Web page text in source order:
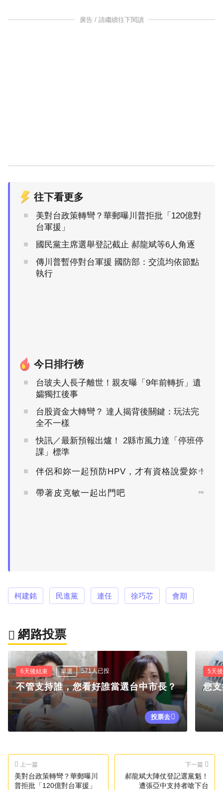
廣告 / 請繼續往下閱讀
往下看更多
美對台政策轉彎？華郵曝川普拒批「120億對
台軍援」
國民黨主席選舉登記截止 郝龍斌等6人角逐
傳川普暫停對台軍援 國防部：交流均依節點
執行
今日排行榜
台玻夫人長子離世！親友曝「9年前轉折」遺
孀獨扛後事
台股資金大轉彎？ 達人揭背後關鍵：玩法完
全不一樣
快訊／最新預報出爐！ 2縣市風力達「停班停
課」標準
伴侶和妳一起預防HPV，才有資格說愛妳！
PR
帶著皮克敏一起出門吧 PR
柯建銘 民進黨 連任 徐巧芯 會期
網路投票
6天後結束 單選 571人已投
不管支持誰，您看好誰當選台中市長？
投票去
5天
您
上一篇
美對台政策轉彎？華郵曝川
普拒批「120億對台軍援」
下一篇
郝龍斌大陣仗登記選黨魁！
遭張亞中支持者嗆下台